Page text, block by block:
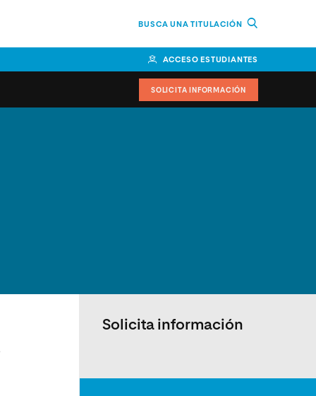
BUSCA UNA TITULACIÓN
ACCESO ESTUDIANTES
SOLICITA INFORMACIÓN
Solicita información